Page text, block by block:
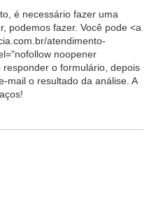
é necessário fazer uma
podemos fazer. Você pode <a
atendimento-
noopener
o formulário, depois
mail o resultado da análise. A